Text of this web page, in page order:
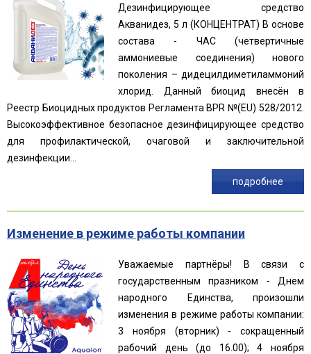
Дезинфицирующее средство
Акванидез, 5 л (КОНЦЕНТРАТ) В основе
состава - ЧАС (четвертичные
аммониевые соединения) нового
поколения – дидецилдиметиламмоний
хлорид. Данный биоцид внесён в
Реестр Биоцидных продуктов Регламента BPR №(EU) 528/2012.
Высокоэффективное безопасное дезинфицирующее средство
для профилактической, очаговой и заключительной
дезинфекции...
подробнее
Изменение в режиме работы компании
Уважаемые партнёры! В связи с
государственным празником - Днем
народного Единства, произошли
изменения в режиме работы компании:
3 ноября (вторник) - сокращенный
рабочий день (до 16.00); 4 ноября